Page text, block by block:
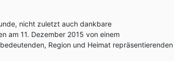
nicht zuletzt auch dankbare
am 11. Dezember 2015 von einem
Region und Heimat repräsentierenden